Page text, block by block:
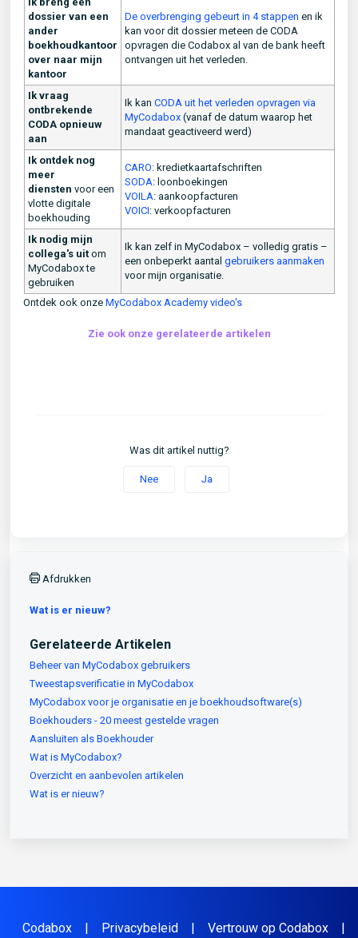
dossier van een
ander
boekhoudkantoor
over naar mijn
kantoor
De overbrenging gebeurt in 4 stappen en ik
kan voor dit dossier meteen de CODA
opvragen die Codabox al van de bank heeft
ontvangen uit het verleden.
Ik vraag
ontbrekende
CODA opnieuw
aan
Ik kan CODA uit het verleden opvragen via
MyCodabox (vanaf de datum waarop het
mandaat geactiveerd werd)
Ik ontdek nog
meer
diensten voor een
vlotte digitale
boekhouding
CARO: kredietkaartafschriften
SODA: loonboekingen
VOILA: aankoopfacturen
VOICI: verkoopfacturen
Ik nodig mijn
collega's uit om
MyCodabox te
gebruiken
Ik kan zelf in MyCodabox – volledig gratis –
een onbeperkt aantal gebruikers aanmaken
voor mijn organisatie.
Ontdek ook onze MyCodabox Academy video's
Zie ook onze gerelateerde artikelen
Was dit artikel nuttig?
Nee Ja
Afdrukken
Wat is er nieuw?
Gerelateerde Artikelen
Beheer van MyCodabox gebruikers
Tweestapsverificatie in MyCodabox
MyCodabox voor je organisatie en je boekhoudsoftware(s)
Boekhouders - 20 meest gestelde vragen
Aansluiten als Boekhouder
Wat is MyCodabox?
Overzicht en aanbevolen artikelen
Wat is er nieuw?
Codabox | Privacybeleid | Vertrouw op Codabox |